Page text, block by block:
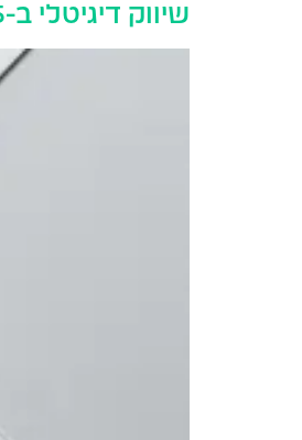
שיווק דיגיטלי ב-2025: המפתח להצלחה של יזמים ועסקים חדשים בעידן המהפכה